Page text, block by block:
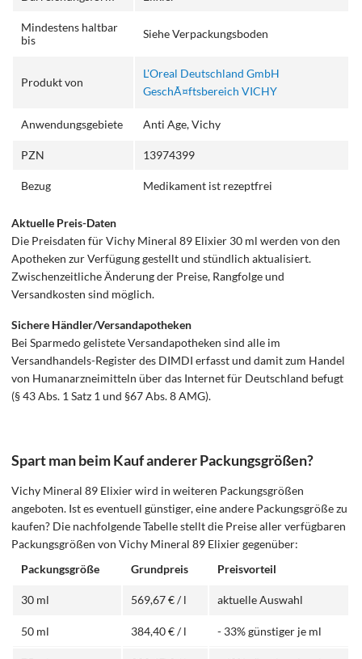
Mindestens haltbar
bis
Siehe Verpackungsboden
Produkt von
L'Oreal Deutschland GmbH
GeschÃ¤ftsbereich VICHY
Anwendungsgebiete Anti Age, Vichy
PZN 13974399
Bezug Medikament ist rezeptfrei
Aktuelle Preis-Daten
Die Preisdaten für Vichy Mineral 89 Elixier 30 ml werden von den
Apotheken zur Verfügung gestellt und stündlich aktualisiert.
Zwischenzeitliche Änderung der Preise, Rangfolge und
Versandkosten sind möglich.
Sichere Händler/Versandapotheken
Bei Sparmedo gelistete Versandapotheken sind alle im
Versandhandels-Register des DIMDI erfasst und damit zum Handel
von Humanarzneimitteln über das Internet für Deutschland befugt
(§ 43 Abs. 1 Satz 1 und §67 Abs. 8 AMG).
Spart man beim Kauf anderer Packungsgrößen?
Vichy Mineral 89 Elixier wird in weiteren Packungsgrößen
angeboten. Ist es eventuell günstiger, eine andere Packungsgröße zu
kaufen? Die nachfolgende Tabelle stellt die Preise aller verfügbaren
Packungsgrößen von Vichy Mineral 89 Elixier gegenüber:
Packungsgröße
Grundpreis Preisvorteil
30 ml 569,67 € / l aktuelle Auswahl
50 ml 384,40 € / l - 33% günstiger je ml